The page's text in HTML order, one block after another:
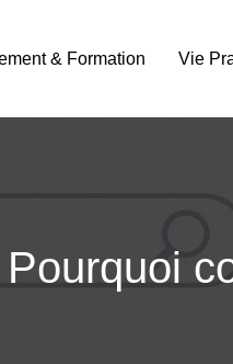
& Formation Vie
Pourquoi